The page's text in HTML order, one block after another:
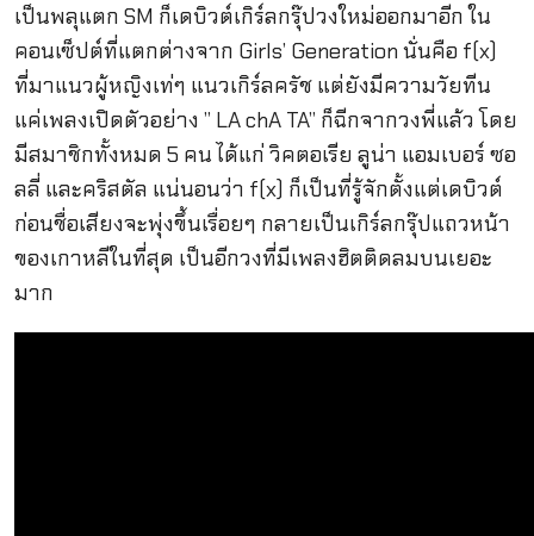
เป็นพลุแตก SM ก็เดบิวต์เกิร์ลกรุ๊ปวงใหม่ออกมาอีก ใน
คอนเซ็ปต์ที่แตกต่างจาก Girls’ Generation นั่นคือ f(x)
ที่มาแนวผู้หญิงเท่ๆ แนวเกิร์ลครัช แต่ยังมีความวัยทีน
แค่เพลงเปิดตัวอย่าง ” LA chA TA” ก็ฉีกจากวงพี่แล้ว โดย
มีสมาชิกทั้งหมด 5 คน ได้แก่ วิคตอเรีย ลูน่า แอมเบอร์ ซอ
ลลี่ และคริสตัล แน่นอนว่า f(x) ก็เป็นที่รู้จักตั้งแต่เดบิวต์
ก่อนชื่อเสียงจะพุ่งขึ้นเรื่อยๆ กลายเป็นเกิร์ลกรุ๊ปแถวหน้า
ของเกาหลีในที่สุด เป็นอีกวงที่มีเพลงฮิตติดลมบนเยอะ
มาก